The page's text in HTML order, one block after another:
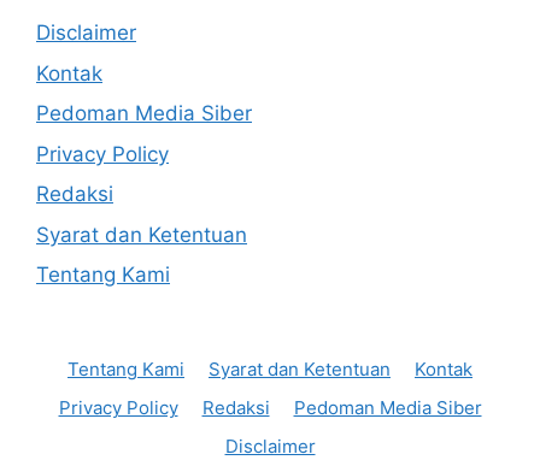
Disclaimer
Kontak
Pedoman Media Siber
Privacy Policy
Redaksi
Syarat dan Ketentuan
Tentang Kami
Tentang Kami Syarat dan Ketentuan
Kontak
Privacy Policy
Redaksi
Pedoman Media Siber
Disclaimer